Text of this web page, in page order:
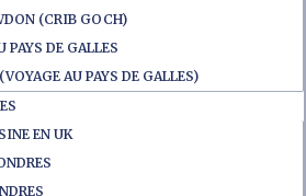
(CRIB GOCH)
PAYS DE GALLES
AU PAYS DE GALLES)
EN UK